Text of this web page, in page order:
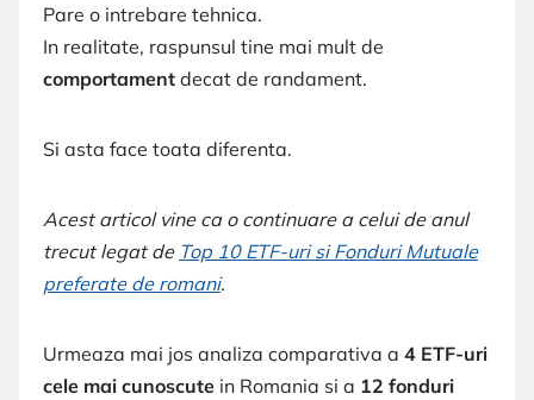
Pare o intrebare tehnica.
In realitate, raspunsul tine mai mult de
comportament decat de randament.
Si asta face toata diferenta.
Acest articol vine ca o continuare a celui de anul
trecut legat de Top 10 ETF-uri si Fonduri Mutuale
preferate de romani.
Urmeaza mai jos analiza comparativa a 4 ETF-uri
cele mai cunoscute in Romania si a 12 fonduri